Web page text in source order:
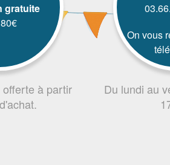
gratuite
à partir
On vous
Du lundi au